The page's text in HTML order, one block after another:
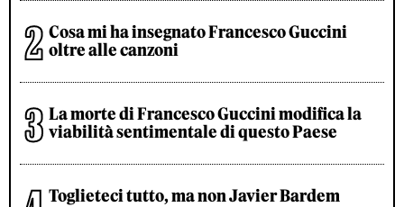
Cosa mi ha insegnato Francesco Guccini
oltre alle canzoni
La morte di Francesco Guccini modifica la
viabilità sentimentale di questo Paese
Toglieteci tutto, ma non Javier Bardem